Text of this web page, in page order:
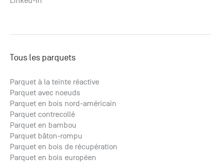
Tous les parquets
Parquet à la teinte réactive
Parquet avec noeuds
Parquet en bois nord-américain
Parquet contrecollé
Parquet en bambou
Parquet bâton-rompu
Parquet en bois de récupération
Parquet en bois européen